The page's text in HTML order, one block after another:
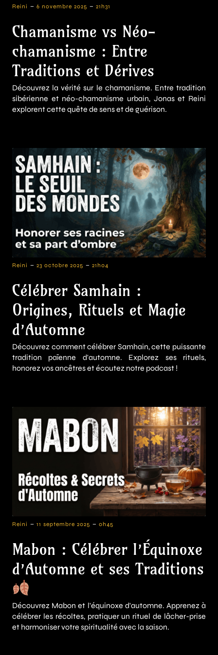
Reini - 6 novembre 2025 - 21h31
Chamanisme vs Néo-
chamanisme : Entre
Traditions et Dérives
Découvrez la vérité sur le chamanisme. Entre tradition
sibérienne et néo-chamanisme urbain, Jonas et Reini
explorent cette quête de sens et de guérison.
Reini - 23 octobre 2025 - 21h04
Célébrer Samhain :
Origines, Rituels et Magie
d’Automne
Découvrez comment célébrer Samhain, cette puissante
tradition païenne d'automne. Explorez ses rituels,
honorez vos ancêtres et écoutez notre podcast !
Reini - 11 septembre 2025 - 0h45
Mabon : Célébrer l’Équinoxe
d’Automne et ses Traditions
Découvrez Mabon et l'équinoxe d'automne. Apprenez à
célébrer les récoltes, pratiquer un rituel de lâcher-prise
et harmoniser votre spiritualité avec la saison.